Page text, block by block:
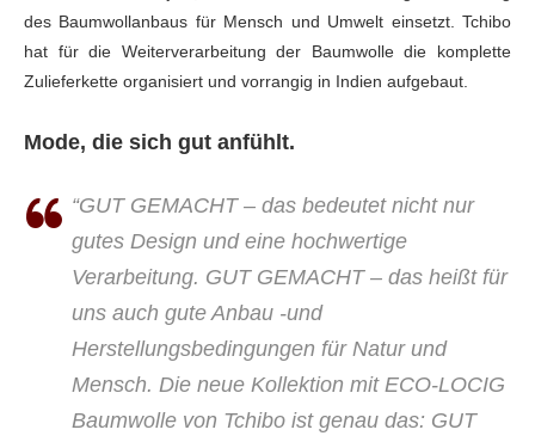
des Baumwollanbaus für Mensch und Umwelt einsetzt. Tchibo
hat für die Weiterverarbeitung der Baumwolle die komplette
Zulieferkette organisiert und vorrangig in Indien aufgebaut.
Mode, die sich gut anfühlt.
“GUT GEMACHT – das bedeutet nicht nur
gutes Design und eine hochwertige
Verarbeitung. GUT GEMACHT – das heißt für
uns auch gute Anbau -und
Herstellungsbedingungen für Natur und
Mensch. Die neue Kollektion mit ECO-LOCIG
Baumwolle von Tchibo ist genau das: GUT